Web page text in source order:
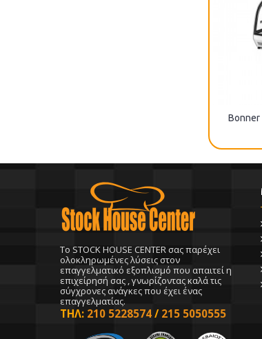
Bonner
To STOCK HOUSE CENTER σας παρέχει
ολοκληρωμένες λύσεις στον
επαγγελματικό εξοπλισμό που απαιτεί η
επιχείρησή σας , γνωρίζοντας καλά τις
σύγχρονες ανάγκες που έχει ένας
επαγγελματίας.
ΤΗΛ: 210 5228574 / 215 5050555